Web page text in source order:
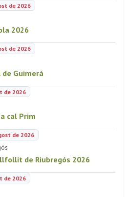
de 2026
2026
de 2026
de Guimerà
de 2026
cal Prim
de 2026
de Riubregós 2026
de 2026